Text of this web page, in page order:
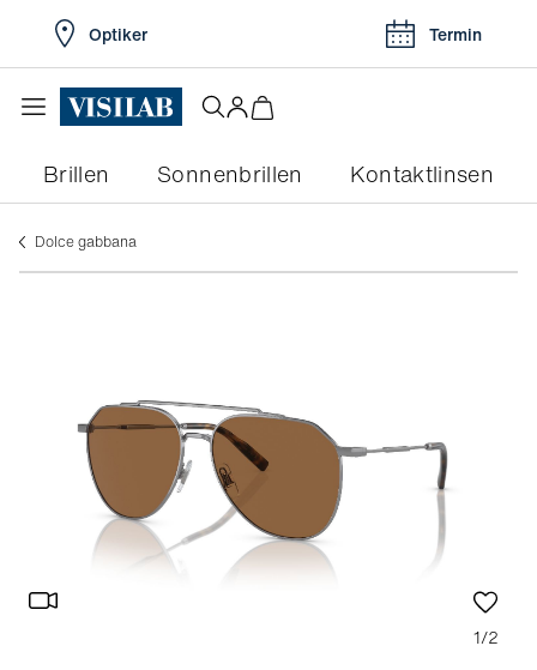
Optiker Termin
Brillen Sonnenbrillen Kontaktlinsen
dolce gabbana
1/2